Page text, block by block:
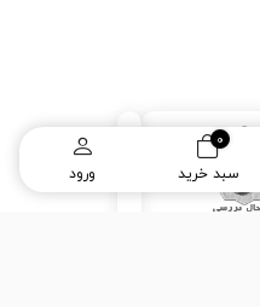
سبد خرید
0
ورود